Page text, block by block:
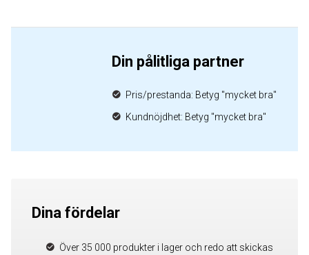
Din pålitliga partner
Pris/prestanda: Betyg "mycket bra"
Kundnöjdhet: Betyg "mycket bra"
Dina fördelar
Över 35 000 produkter i lager och redo att skickas